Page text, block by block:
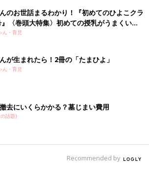
のお世話まるわかり！『初めてのひよこクラ
〈巻頭大特集〉初めての授乳がうまくい
ぱい・ミルクの基本と夏のトラブル 解決テ
ん・育児
が生まれたら！2冊の「たまひよ」
ん・育児
去にいくらかかる？墓じまい費用
話題)
Recommended by